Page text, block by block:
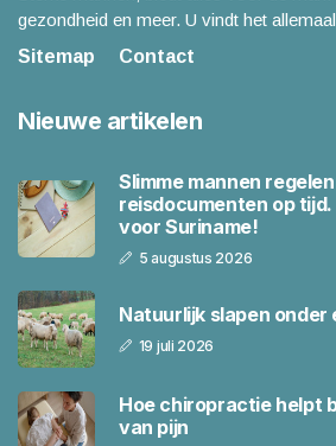
gezondheid en meer. U vindt het
Sitemap
Contact
Nieuwe artikelen
Slimme mannen
reisdocumenten op
voor Suriname!
5 augustus 2026
Natuurlijk slapen onder
19 juli 2026
Hoe chiropractie helpt
van pijn